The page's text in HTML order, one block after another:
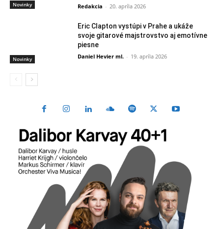
Novinky Redakcia - 20. apríla 2026
Novinky
Eric Clapton vystúpi v Prahe a ukáže
svoje gitarové majstrovstvo aj emotívne
piesne
Daniel Hevier ml. - 19. apríla 2026